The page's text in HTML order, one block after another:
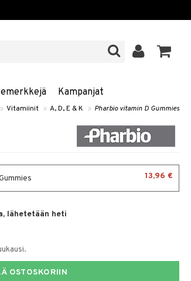
Kampanjat
» Vitamiinit » A, D, E & K » Pharbio vitamin D Gummies
13,96 €
lähetetään heti
OSTOSKORIIN